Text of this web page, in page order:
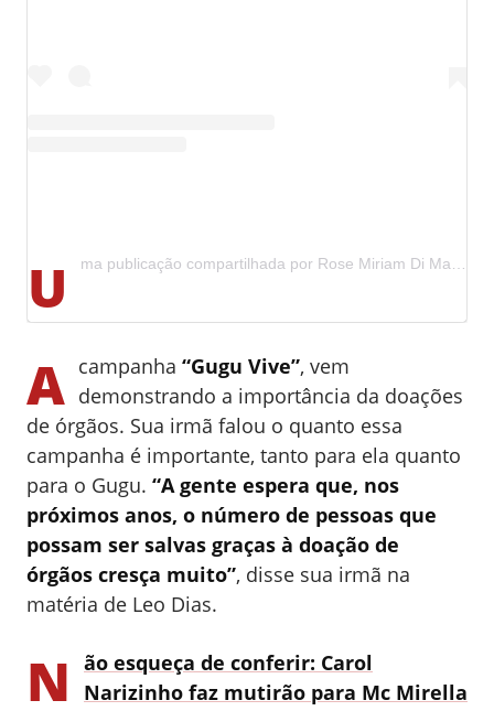
U ma publicação compartilhada por Rose Miriam Di Matteo (@rosemiriamoficial)
A campanha “Gugu Vive”, vem
demonstrando a importância da doações
de órgãos. Sua irmã falou o quanto essa
campanha é importante, tanto para ela quanto
para o Gugu. “A gente espera que, nos
próximos anos, o número de pessoas que
possam ser salvas graças à doação de
órgãos cresça muito”, disse sua irmã na
matéria de Leo Dias.
N ão esqueça de conferir: Carol
Narizinho faz mutirão para Mc Mirella